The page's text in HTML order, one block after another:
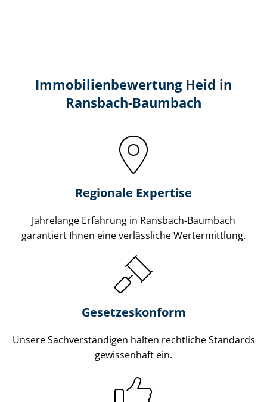
Immobilien­bewertung Heid in
Ransbach-Baumbach
Regionale Expertise
Jahrelange Erfahrung in Ransbach-Baumbach
garantiert Ihnen eine verlässliche Wertermittlung.
Gesetzes­konform
Unsere Sach­ver­stän­di­gen halten rechtliche Standards
gewissenhaft ein.